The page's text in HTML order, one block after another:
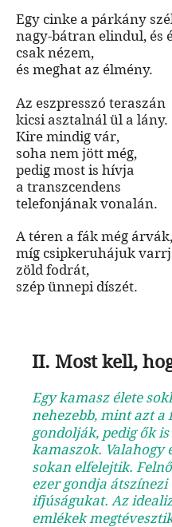
Egy cinke a párkány
nagy-bátran elindul, és
csak nézem,
és meghat az élmény.
Az eszpresszó teraszán
kicsi asztalnál ül a lány.
Kire mindig vár,
soha nem jött még,
pedig most is hívja
a transzcendens
telefonjának vonalán.
A téren a fák még árvák,
míg csipkeruhájuk
zöld fodrát,
szép ünnepi díszét.
II. Most kell,
Egy kamasz élete
nehezebb, mint azt a
gondolják, pedig ők
kamaszok. Valahogy
sokan elfelejtik.
ezer gondja átszínezi
ifjúságukat. Az
emlékek